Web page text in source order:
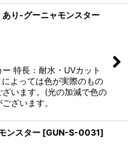
あり-グーニャモンスター
特長：耐水・UVカット
よっては色が実際のもの
います。(光の加減で色の
ざいます。
ンスター [GUN-S-0031]